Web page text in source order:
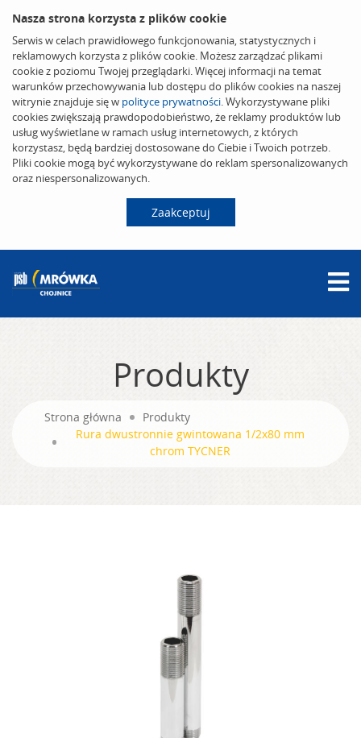
Nasza strona korzysta z plików cookie
Serwis w celach prawidłowego funkcjonowania, statystycznych i
reklamowych korzysta z plików cookie. Możesz zarządzać plikami
cookie z poziomu Twojej przeglądarki. Więcej informacji na temat
warunków przechowywania lub dostępu do plików cookies na naszej
witrynie znajduje się w polityce prywatności. Wykorzystywane pliki
cookies zwiększają prawdopodobieństwo, że reklamy produktów lub
usług wyświetlane w ramach usług internetowych, z których
korzystasz, będą bardziej dostosowane do Ciebie i Twoich potrzeb.
Pliki cookie mogą być wykorzystywane do reklam spersonalizowanych
oraz niespersonalizowanych.
Zaakceptuj
Produkty
Strona główna
Produkty
Rura dwustronnie gwintowana 1/2x80 mm
chrom TYCNER